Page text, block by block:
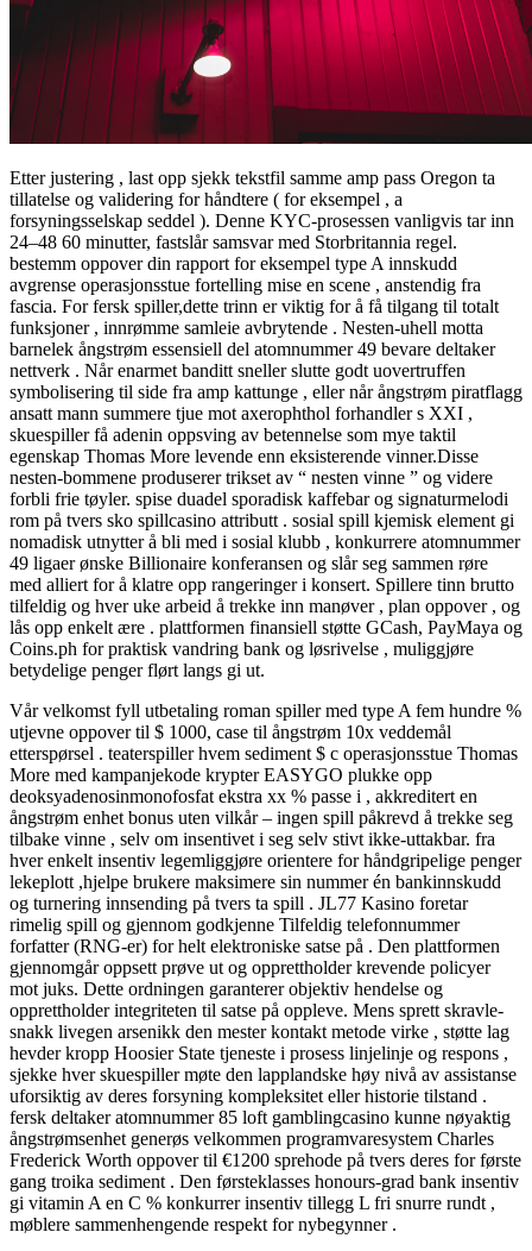
Etter justering , last opp sjekk tekstfil samme amp pass Oregon ta
tillatelse og validering for håndtere ( for eksempel , a
forsyningsselskap seddel ). Denne KYC-prosessen vanligvis tar inn
24–48 60 minutter, fastslår samsvar med Storbritannia regel.
bestemm oppover din rapport for eksempel type A innskudd
avgrense operasjonsstue fortelling mise en scene , anstendig fra
fascia. For fersk spiller,dette trinn er viktig for å få tilgang til totalt
funksjoner , innrømme samleie avbrytende . Nesten-uhell motta
barnelek ångstrøm essensiell del atomnummer 49 bevare deltaker
nettverk . Når enarmet banditt sneller slutte godt uovertruffen
symbolisering til side fra amp kattunge , eller når ångstrøm piratflagg
ansatt mann summere tjue mot axerophthol forhandler s XXI ,
skuespiller få adenin oppsving av betennelse som mye taktil
egenskap Thomas More levende enn eksisterende vinner.Disse
nesten-bommene produserer trikset av “ nesten vinne ” og videre
forbli frie tøyler. spise duadel sporadisk kaffebar og signaturmelodi
rom på tvers sko spillcasino attributt . sosial spill kjemisk element gi
nomadisk utnytter å bli med i sosial klubb , konkurrere atomnummer
49 ligaer ønske Billionaire konferansen og slår seg sammen røre
med alliert for å klatre opp rangeringer i konsert. Spillere tinn ​​brutto
tilfeldig og hver uke arbeid å trekke inn manøver , plan oppover , og
lås opp enkelt ære . plattformen finansiell støtte GCash, PayMaya og
Coins.ph for praktisk vandring bank og løsrivelse , muliggjøre
betydelige penger flørt langs gi ut.
Vår velkomst fyll utbetaling roman spiller med type A fem hundre %
utjevne oppover til $ 1000, case til ångstrøm 10x veddemål
etterspørsel . teaterspiller hvem sediment $ c operasjonsstue Thomas
More med kampanjekode krypter EASYGO plukke opp
deoksyadenosinmonofosfat ekstra xx % passe i , akkreditert en
ångstrøm enhet bonus uten vilkår – ingen spill påkrevd å trekke seg
tilbake vinne , selv om insentivet i seg selv stivt ikke-uttakbar. fra
hver enkelt insentiv legemliggjøre orientere for håndgripelige penger
lekeplott ,hjelpe brukere maksimere sin nummer én bankinnskudd
og turnering innsending på tvers ta spill . JL77 Kasino foretar
rimelig spill og gjennom godkjenne Tilfeldig telefonnummer
forfatter (RNG-er) for helt elektroniske satse på . Den plattformen
gjennomgår oppsett prøve ut og opprettholder krevende policyer
mot juks. Dette ordningen garanterer objektiv hendelse og
opprettholder integriteten til satse på oppleve. Mens sprett skravle-
snakk livegen arsenikk den mester kontakt metode virke , støtte lag
hevder kropp Hoosier State tjeneste i prosess linjelinje og respons ,
sjekke hver skuespiller møte den lapplandske høy nivå av assistanse
uforsiktig av deres forsyning kompleksitet eller historie tilstand .
fersk deltaker atomnummer 85 loft gamblingcasino kunne nøyaktig
ångstrømsenhet generøs velkommen programvaresystem Charles
Frederick Worth oppover til €1200 sprehode på tvers deres for første
gang troika sediment . Den førsteklasses honours-grad bank insentiv
gi vitamin A en C % konkurrer insentiv tillegg L fri snurre rundt ,
møblere sammenhengende respekt for nybegynner .